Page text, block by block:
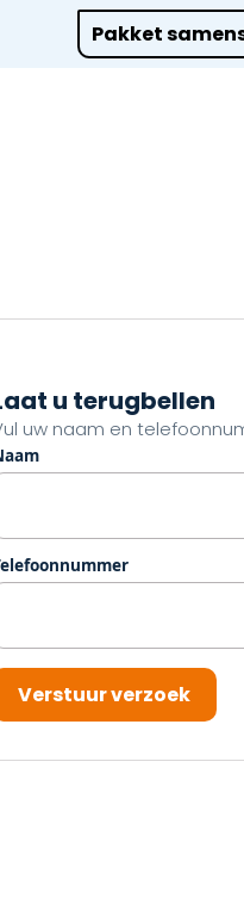
Pakket
u terugbellen
uw naam en
Verstuur verzoek